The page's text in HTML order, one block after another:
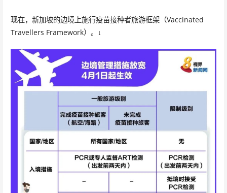
现在，新加坡的边境上施行疫苗接种者旅游框架（Vaccinated
Travellers Framework）。↓